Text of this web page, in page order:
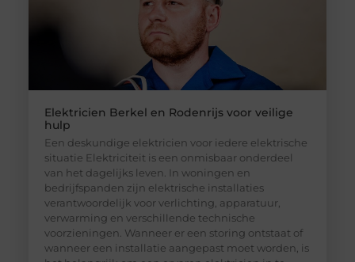
Elektricien Berkel en Rodenrijs voor veilige
hulp
Een deskundige elektricien voor iedere elektrische
situatie Elektriciteit is een onmisbaar onderdeel
van het dagelijks leven. In woningen en
bedrijfspanden zijn elektrische installaties
verantwoordelijk voor verlichting, apparatuur,
verwarming en verschillende technische
voorzieningen. Wanneer er een storing ontstaat of
wanneer een installatie aangepast moet worden, is